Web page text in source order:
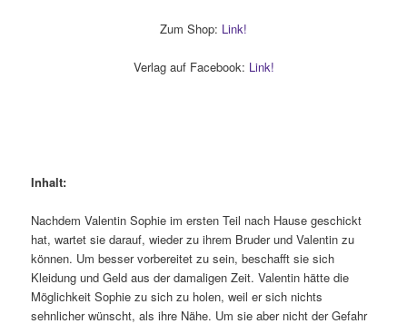
Zum Shop: Link!
Verlag auf Facebook: Link!
Inhalt:
Nachdem Valentin Sophie im ersten Teil nach Hause geschickt
hat, wartet sie darauf, wieder zu ihrem Bruder und Valentin zu
können. Um besser vorbereitet zu sein, beschafft sie sich
Kleidung und Geld aus der damaligen Zeit. Valentin hätte die
Möglichkeit Sophie zu sich zu holen, weil er sich nichts
sehnlicher wünscht, als ihre Nähe. Um sie aber nicht der Gefahr